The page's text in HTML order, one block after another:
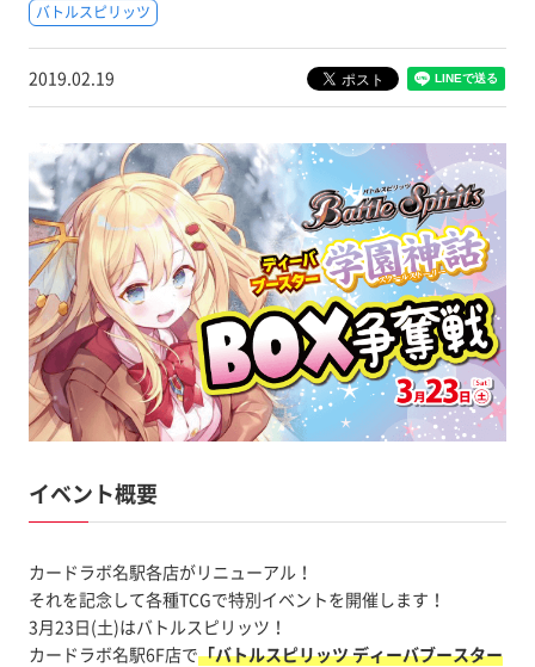
バトルスピリッツ
2019.02.19
イベント概要
カードラボ名駅各店がリニューアル！
それを記念して各種TCGで特別イベントを開催します！
3月23日(土)はバトルスピリッツ！
カードラボ名駅6F店で「バトルスピリッツ ディーバブースター